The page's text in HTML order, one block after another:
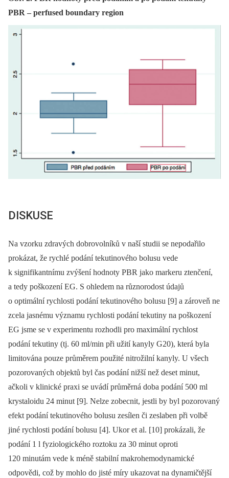
PBR – perfused boundary region
DISKUSE
Na vzorku zdravých dobrovolníků v naší studii se nepodařilo
prokázat, že rychlé podání tekutinového bolusu vede
k signifikantnímu zvýšení hodnoty PBR jako markeru ztenčení,
a tedy poškození EG. S ohledem na různorodost údajů
o optimální rychlosti podání tekutinového bolusu [9] a zároveň ne
zcela jasnému významu rychlosti podání tekutiny na poškození
EG jsme se v experimentu rozhodli pro maximální rychlost
podání tekutiny (tj. 60 ml/min při užití kanyly G20), která byla
limitována pouze průměrem použité nitrožilní kanyly. U všech
pozorovaných objektů byl čas podání nižší než deset minut,
ačkoli v klinické praxi se uvádí průměrná doba podání 500 ml
krystaloidu 24 minut [9]. Nelze zobecnit, jestli by byl pozorovaný
efekt podání tekutinového bolusu zesílen či zeslaben při volbě
jiné rychlosti podání bolusu [4]. Ukor et al. [10] prokázali, že
podání 1 l fyziologického roztoku za 30 minut oproti
120 minutám vede k méně stabilní makrohemodynamické
odpovědi, což by mohlo do jisté míry ukazovat na dynamičtější